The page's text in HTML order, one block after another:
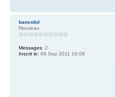
bancobd
Nouveau
Messages: 2
Inscrit le: 09 Sep 2011 16:08